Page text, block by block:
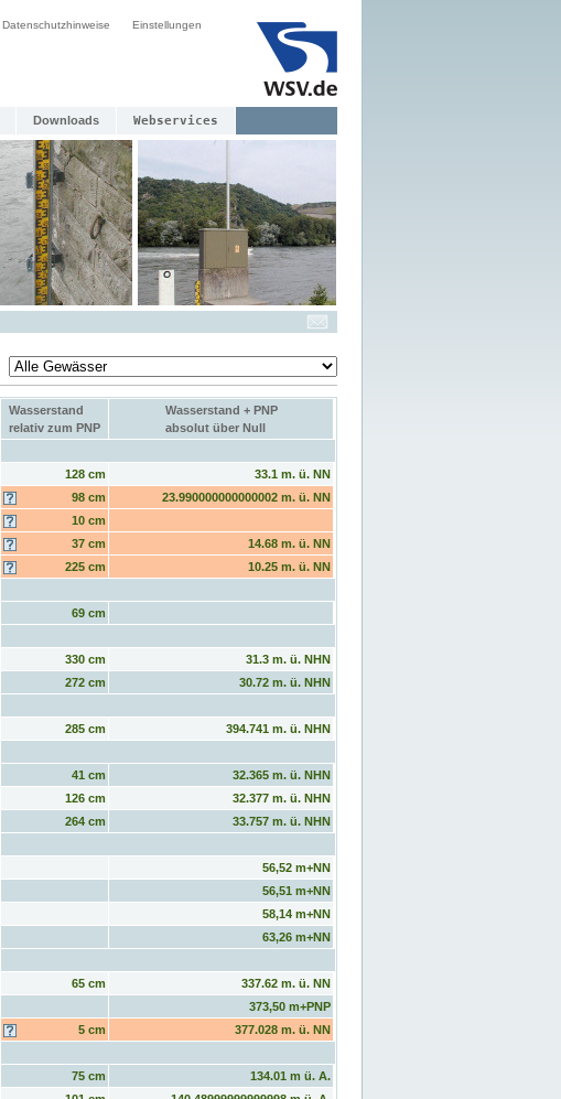
Datenschutzhinweise Einstellungen
Downloads Webservices
Wasserstand
relativ zum PNP
Wasserstand + PNP
absolut über Null
128 cm
33.1 m. ü. NN
98 cm
23.990000000000002 m. ü. NN
10 cm
37 cm
14.68 m. ü. NN
225 cm
10.25 m. ü. NN
69 cm
330 cm
31.3 m. ü. NHN
272 cm
30.72 m. ü. NHN
285 cm
394.741 m. ü. NHN
41 cm
32.365 m. ü. NHN
126 cm
32.377 m. ü. NHN
264 cm
33.757 m. ü. NHN
56,52 m+NN
56,51 m+NN
58,14 m+NN
63,26 m+NN
65 cm
337.62 m. ü. NN
373,50 m+PNP
5 cm
377.028 m. ü. NN
75 cm
134.01 m ü. A.